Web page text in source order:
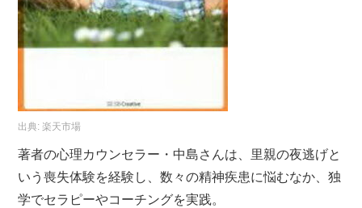
出典:楽天市場
著者の心理カウンセラー・中島さんは、里親の夜逃げと
いう喪失体験を経験し、数々の精神疾患に悩むなか、独
学でセラピーやコーチングを実践。